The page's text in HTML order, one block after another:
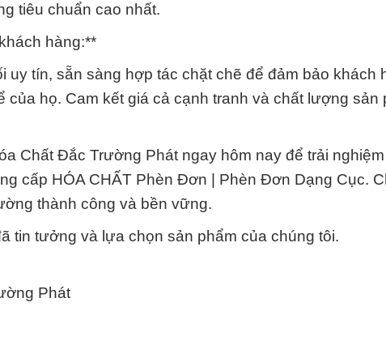
tiêu chuẩn cao nhất.
hàng:**
uy tín, sẵn sàng hợp tác chặt chẽ để đảm bảo khách
của họ. Cam kết giá cả cạnh tranh và chất lượng sản
Chất Đắc Trường Phát ngay hôm nay để trải
cấp HÓA CHẤT Phèn Đơn | Phèn Đơn Dạng Cục.
thành công và bền vững.
tin tưởng và lựa chọn sản phẩm của chúng tôi.
Phát